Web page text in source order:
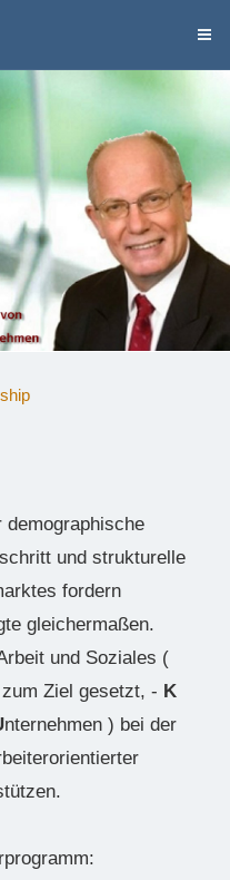
demographische
und strukturelle
fordern
gleichermaßen.
und Soziales (
Ziel gesetzt, - K
nternehmen ) bei der